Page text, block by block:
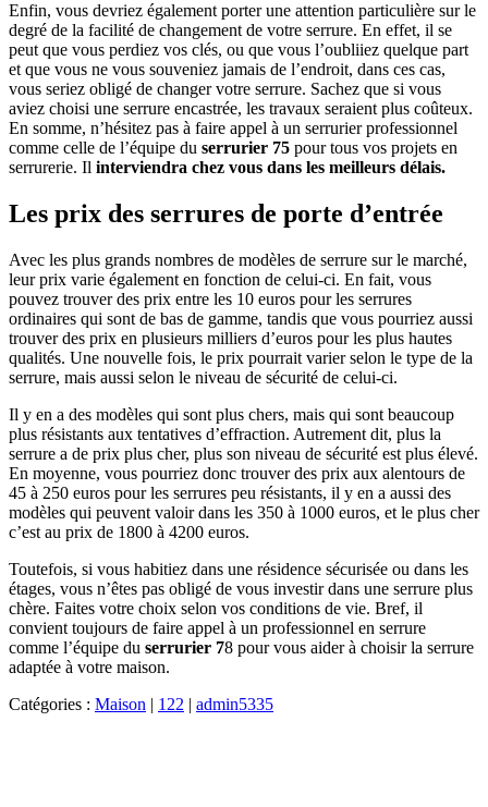
Enfin, vous devriez également porter une attention particulière sur le
degré de la facilité de changement de votre serrure. En effet, il se
peut que vous perdiez vos clés, ou que vous l’oubliiez quelque part
et que vous ne vous souveniez jamais de l’endroit, dans ces cas,
vous seriez obligé de changer votre serrure. Sachez que si vous
aviez choisi une serrure encastrée, les travaux seraient plus coûteux.
En somme, n’hésitez pas à faire appel à un serrurier professionnel
comme celle de l’équipe du serrurier 75 pour tous vos projets en
serrurerie. Il interviendra chez vous dans les meilleurs délais.
Les prix des serrures de porte d’entrée
Avec les plus grands nombres de modèles de serrure sur le marché,
leur prix varie également en fonction de celui-ci. En fait, vous
pouvez trouver des prix entre les 10 euros pour les serrures
ordinaires qui sont de bas de gamme, tandis que vous pourriez aussi
trouver des prix en plusieurs milliers d’euros pour les plus hautes
qualités. Une nouvelle fois, le prix pourrait varier selon le type de la
serrure, mais aussi selon le niveau de sécurité de celui-ci.
Il y en a des modèles qui sont plus chers, mais qui sont beaucoup
plus résistants aux tentatives d’effraction. Autrement dit, plus la
serrure a de prix plus cher, plus son niveau de sécurité est plus élevé.
En moyenne, vous pourriez donc trouver des prix aux alentours de
45 à 250 euros pour les serrures peu résistants, il y en a aussi des
modèles qui peuvent valoir dans les 350 à 1000 euros, et le plus cher
c’est au prix de 1800 à 4200 euros.
Toutefois, si vous habitiez dans une résidence sécurisée ou dans les
étages, vous n’êtes pas obligé de vous investir dans une serrure plus
chère. Faites votre choix selon vos conditions de vie. Bref, il
convient toujours de faire appel à un professionnel en serrure
comme l’équipe du serrurier 78 pour vous aider à choisir la serrure
adaptée à votre maison.
Catégories : Maison | 122 | admin5335